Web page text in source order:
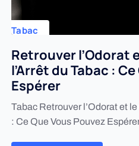
Tabac
Retrouver l’Odorat
l’Arrêt du Tabac :
Espérer
Tabac Retrouver l’Odorat et
: Ce Que Vous Pouvez